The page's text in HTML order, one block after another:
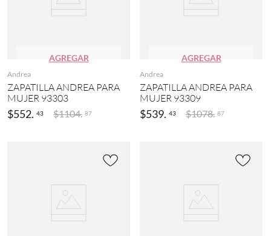
AGREGAR
Andrea
ZAPATILLA ANDREA PARA
MUJER 93303
$552. 43 $1104. 87
AGREGAR
Andrea
ZAPATILLA ANDREA PARA
MUJER 93309
$539. 43 $1078. 87